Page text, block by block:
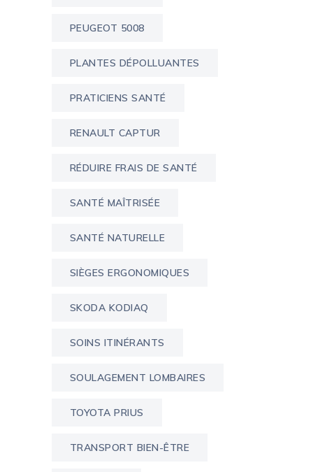
PEUGEOT 5008
PLANTES DÉPOLLUANTES
PRATICIENS SANTÉ
RENAULT CAPTUR
RÉDUIRE FRAIS DE SANTÉ
SANTÉ MAÎTRISÉE
SANTÉ NATURELLE
SIÈGES ERGONOMIQUES
SKODA KODIAQ
SOINS ITINÉRANTS
SOULAGEMENT LOMBAIRES
TOYOTA PRIUS
TRANSPORT BIEN-ÊTRE